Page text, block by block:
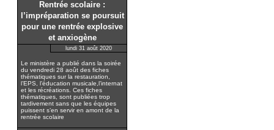
Rentrée scolaire :
l’impréparation se poursuit
pour une rentrée explosive
et anxiogène
lundi 31 août 2020
Le ministère a publié dans la soirée
du vendredi 28 août des fiches
thématiques sur la restauration,
l’EPS, l’éducation musicale,l’internat
et les récréations. Ces fiches
thématiques, sont publiées trop
tardivement sans que les équipes
puissent s’en servir en amont de la
rentrée scolaire